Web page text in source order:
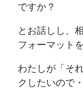
ですか？
とお話しし、
フォーマット
わたしが「そ
クしたいので